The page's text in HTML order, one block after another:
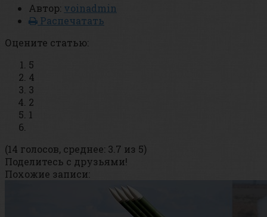
Автор: voinadmin
Распечатать
Оцените статью:
5
4
3
2
1
(14 голосов, среднее: 3.7 из 5)
Поделитесь с друзьями!
Похожие записи: